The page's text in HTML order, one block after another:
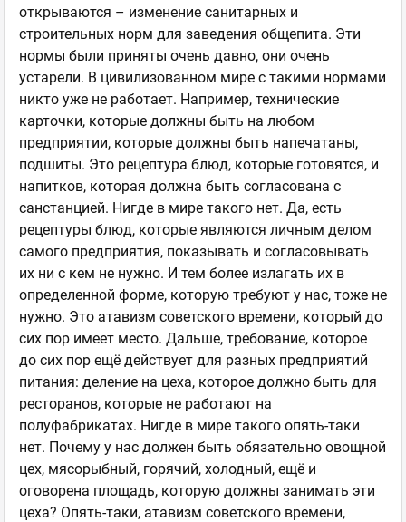
открываются – изменение санитарных и
строительных норм для заведения общепита. Эти
нормы были приняты очень давно, они очень
устарели. В цивилизованном мире с такими нормами
никто уже не работает. Например, технические
карточки, которые должны быть на любом
предприятии, которые должны быть напечатаны,
подшиты. Это рецептура блюд, которые готовятся, и
напитков, которая должна быть согласована с
санстанцией. Нигде в мире такого нет. Да, есть
рецептуры блюд, которые являются личным делом
самого предприятия, показывать и согласовывать
их ни с кем не нужно. И тем более излагать их в
определенной форме, которую требуют у нас, тоже не
нужно. Это атавизм советского времени, который до
сих пор имеет место. Дальше, требование, которое
до сих пор ещё действует для разных предприятий
питания: деление на цеха, которое должно быть для
ресторанов, которые не работают на
полуфабрикатах. Нигде в мире такого опять-таки
нет. Почему у нас должен быть обязательно овощной
цех, мясорыбный, горячий, холодный, ещё и
оговорена площадь, которую должны занимать эти
цеха? Опять-таки, атавизм советского времени,